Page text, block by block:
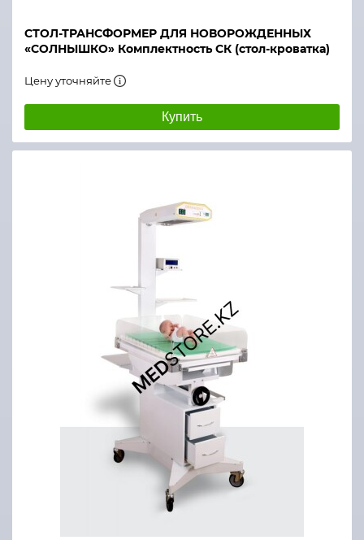
СТОЛ-ТРАНСФОРМЕР ДЛЯ НОВОРОЖДЕННЫХ
«СОЛНЫШКО» Комплектность СК (стол-кроватка)
Цену уточняйте
Купить